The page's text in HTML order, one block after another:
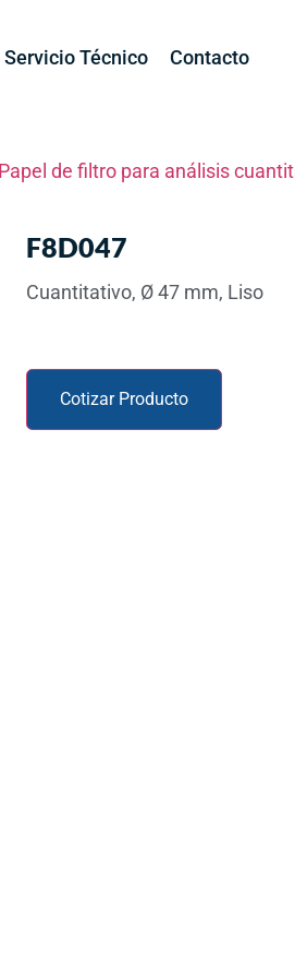
Servicio Técnico Contacto
Papel de filtro para análisis
F8D047
Cuantitativo, Ø 47 mm, Liso
Cotizar Producto